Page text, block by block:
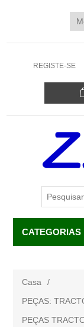
REGISTE-SE
CATEGORIAS
Casa
/
PEÇAS:
PEÇAS